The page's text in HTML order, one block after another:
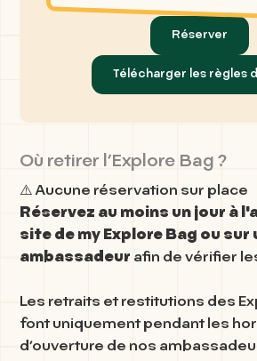
Réserver
Télécharger les règles
Où retirer l’Explore Bag ?
⚠️ Aucune réservation sur place
Réservez au moins un jour à
site de my Explore Bag ou sur
ambassadeur afin de vérifier
Les retraits et restitutions des
font uniquement pendant les
d’ouverture de nos